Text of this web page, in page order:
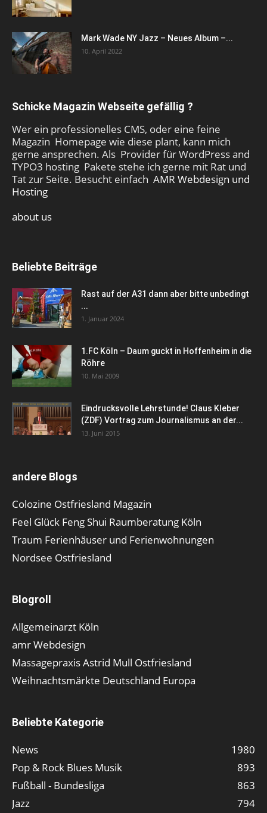
Mark Wade NY Jazz – Neues Album –...
10. April 2022
Schicke Magazin Webseite gefällig ?
Wer ein professionelles CMS, oder eine feine
Magazin Homepage wie diese plant, kann mich
gerne ansprechen. Als Provider für WordPress and
TYPO3 hosting Pakete stehe ich gerne mit Rat und
Tat zur Seite. Besucht einfach AMR Webdesign und
Hosting
about us
Beliebte Beiträge
Rast auf der A31 dann aber bitte unbedingt
...
1. Januar 2024
1.FC Köln – Daum guckt in Hoffenheim in die
Röhre
10. Mai 2009
Eindrucksvolle Lehrstunde! Claus Kleber
(ZDF) Vortrag zum Journalismus an der...
13. Juni 2015
andere Blogs
Colozine Ostfriesland Magazin
Feel Glück Feng Shui Raumberatung Köln
Traum Ferienhäuser und Ferienwohnungen
Nordsee Ostfriesland
Blogroll
Allgemeinarzt Köln
amr Webdesign
Massagepraxis Astrid Mull Ostfriesland
Weihnachtsmärkte Deutschland Europa
Beliebte Kategorie
News
1980
Pop & Rock Blues Musik
893
Fußball - Bundesliga
863
Jazz
794